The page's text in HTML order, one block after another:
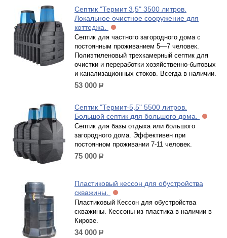
Септик "Термит 3,5" 3500 литров.
Локальное очистное сооружение для
коттеджа.
Септик для частного загородного дома с
постоянным проживанием 5—7 человек.
Полиэтиленовый трехкамерный септик для
очистки и переработки хозяйственно-бытовых
и канализационных стоков. Всегда в наличии.
53 000 р.
Септик "Термит-5,5" 5500 литров.
Большой септик для большого дома.
Септик для базы отдыха или большого
загородного дома. Эффективен при
постоянном проживании 7-11 человек.
75 000 р.
Пластиковый кессон для обустройства
скважины.
Пластиковый Кессон для обустройства
скважины. Кессоны из пластика в наличии в
Кирове.
34 000 р.